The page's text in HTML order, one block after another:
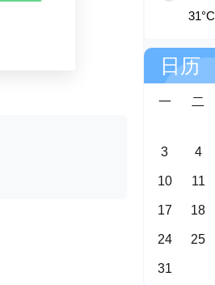
31°C
日历
一 二
3 4
10 11
17 18
24 25
31